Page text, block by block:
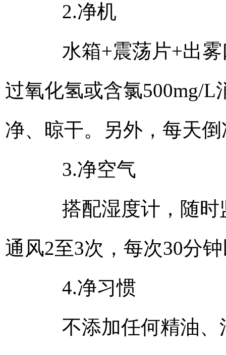
2.净机
水箱+震荡片+出雾
过氧化氢或含氯500mg/
净、晾干。另外，每天
3.净空气
搭配湿度计，随时
通风2至3次，每次30分
4.净习惯
不添加任何精油、